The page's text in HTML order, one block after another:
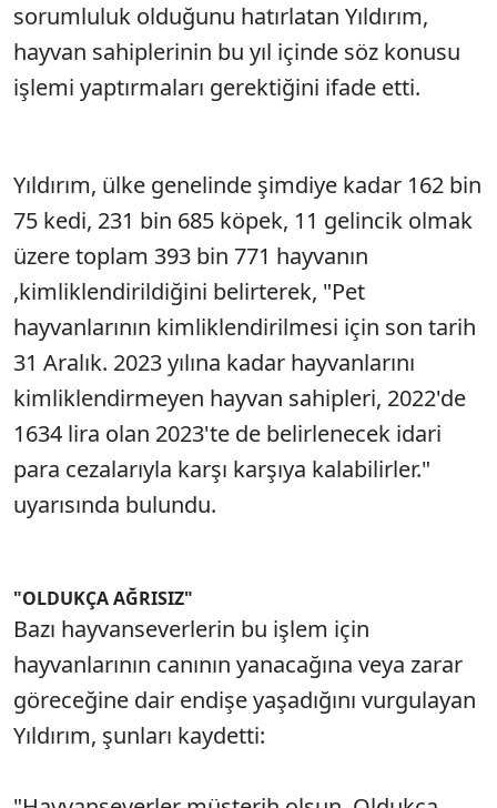
sorumluluk olduğunu hatırlatan ​​​​​​​Yıldırım,
hayvan sahiplerinin bu yıl içinde söz konusu
işlemi yaptırmaları gerektiğini ifade etti.
Yıldırım, ülke genelinde şimdiye kadar 162 bin
75 kedi, 231 bin 685 köpek, 11 gelincik olmak
üzere toplam 393 bin 771 hayvanın
,kimliklendirildiğini belirterek, "Pet
hayvanlarının kimliklendirilmesi için son tarih
31 Aralık. 2023 yılına kadar hayvanlarını
kimliklendirmeyen hayvan sahipleri, 2022'de
1634 lira olan 2023'te de belirlenecek idari
para cezalarıyla karşı karşıya kalabilirler."
uyarısında bulundu.
"OLDUKÇA AĞRISIZ"
Bazı hayvanseverlerin bu işlem için
hayvanlarının canının yanacağına veya zarar
göreceğine dair endişe yaşadığını vurgulayan
Yıldırım, şunları kaydetti: